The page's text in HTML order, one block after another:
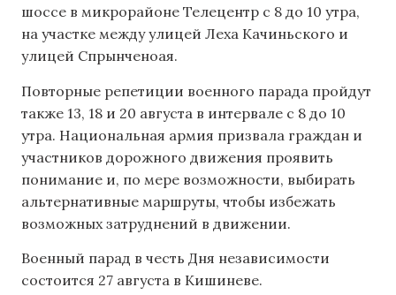
шоссе в микрорайоне Телецентр с 8 до 10 утра,
на участке между улицей Леха Качиньского и
улицей Спрынченоая.
Повторные репетиции военного парада пройдут
также 13, 18 и 20 августа в интервале с 8 до 10
утра. Национальная армия призвала граждан и
участников дорожного движения проявить
понимание и, по мере возможности, выбирать
альтернативные маршруты, чтобы избежать
возможных затруднений в движении.
Военный парад в честь Дня независимости
состоится 27 августа в Кишиневе.